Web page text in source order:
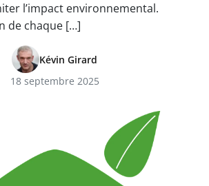
l’impact environnemental.
de chaque […]
Kévin Girard
18 septembre 2025